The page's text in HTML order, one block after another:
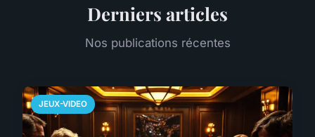
Derniers articles
Nos publications récentes
JEUX-VIDEO